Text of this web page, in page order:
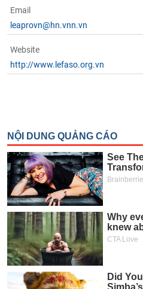
Email
leaprovn@hn.vnn.vn
Website
http://www.lefaso.org.vn
Báo
cáo
phân
tích
(-)
Dịch
vụ
(-)
Đào
Sách